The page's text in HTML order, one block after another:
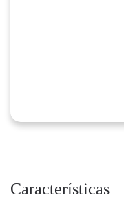
Características